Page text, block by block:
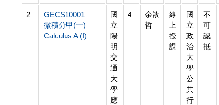
2
GECS10001
微積分甲(一)
Calculus A (I)
國
立
陽
明
交
通
大
學
應
4
余啟
哲
線
上
授
課
國
立
政
治
大
學
公
共
行
不
可
認
抵